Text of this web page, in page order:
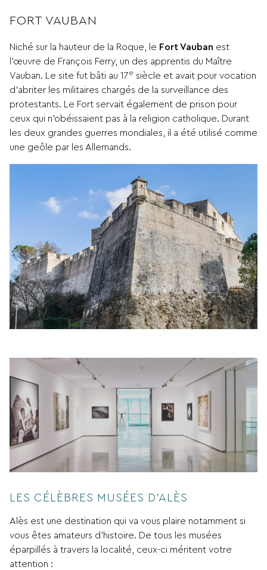
FORT VAUBAN
Niché sur la hauteur de la Roque, le Fort Vauban est
l’œuvre de François Ferry, un des apprentis du Maître
Vauban. Le site fut bâti au 17e siècle et avait pour vocation
d’abriter les militaires chargés de la surveillance des
protestants. Le Fort servait également de prison pour
ceux qui n’obéissaient pas à la religion catholique. Durant
les deux grandes guerres mondiales, il a été utilisé comme
une geôle par les Allemands.
LES CÉLÈBRES MUSÉES D’ALÈS
Alès est une destination qui va vous plaire notamment si
vous êtes amateurs d’histoire. De tous les musées
éparpillés à travers la localité, ceux-ci méritent votre
attention :